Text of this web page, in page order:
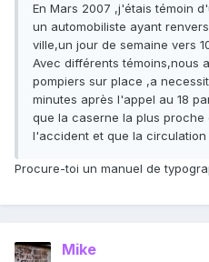
En Mars 2007 ,j'étais témoin
un automobiliste ayant
ville,un jour de semaine vers
Avec différents témoins,nous
pompiers sur place ,a
minutes après l'appel au 18
que la caserne la plus proche
l'accident et que la circulation
Procure-toi un manuel de
Mike